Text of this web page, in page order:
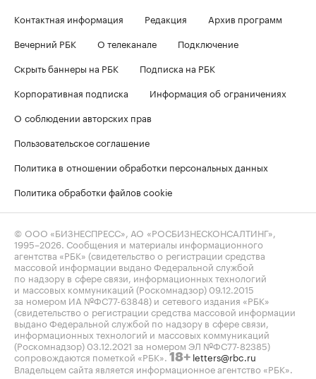
Контактная информация Редакция
Архив программ
Вечерний РБК
О телеканале
Подключение
Скрыть баннеры на РБК
Подписка на РБК
Корпоративная подписка
Информация об ограничениях
О соблюдении авторских прав
Пользовательское соглашение
Политика в отношении обработки персональных данных
Политика обработки файлов cookie
© ООО «БИЗНЕСПРЕСС», АО «РОСБИЗНЕСКОНСАЛТИНГ»,
1995–2026 . Сообщения и материалы информационного
агентства «РБК» (свидетельство о регистрации средства
массовой информации выдано Федеральной службой
по надзору в сфере связи, информационных технологий
и массовых коммуникаций (Роскомнадзор) 09.12.2015
за номером ИА №ФС77-63848) и сетевого издания «РБК»
(свидетельство о регистрации средства массовой информации
выдано Федеральной службой по надзору в сфере связи,
информационных технологий и массовых коммуникаций
(Роскомнадзор) 03.12.2021 за номером ЭЛ №ФС77-82385)
сопровождаются пометкой «РБК». 18+ letters@rbc.ru
Владельцем сайта является информационное агентство «РБК».